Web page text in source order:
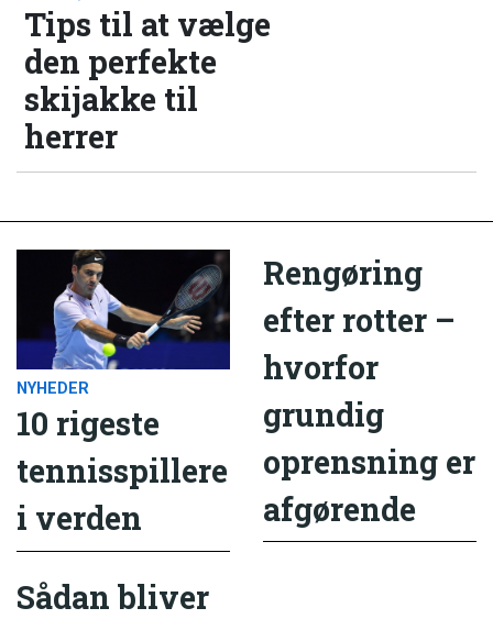
Tips til at vælge
den perfekte
skijakke til
herrer
NYHEDER
10 rigeste
tennisspillere
i verden
Rengøring
efter rotter –
hvorfor
grundig
oprensning er
afgørende
Sådan bliver